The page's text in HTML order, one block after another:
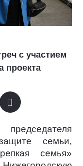
с участием
проекта
семьи,
семья»